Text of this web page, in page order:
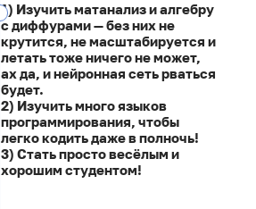
1) Изучить матанализ и алгебру
с диффурами — без них не
крутится, не масштабируется и
летать тоже ничего не может,
ах да, и нейронная сеть рваться
будет.
2) Изучить много языков
программирования, чтобы
легко кодить даже в полночь!
3) Стать просто весёлым и
хорошим студентом!